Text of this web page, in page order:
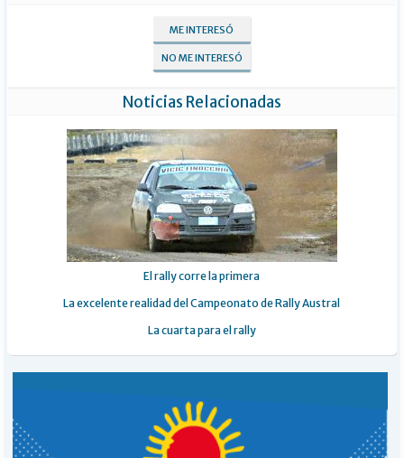
ME INTERESÓ
NO ME INTERESÓ
Noticias Relacionadas
El rally corre la primera
La excelente realidad del Campeonato de Rally Austral
La cuarta para el rally